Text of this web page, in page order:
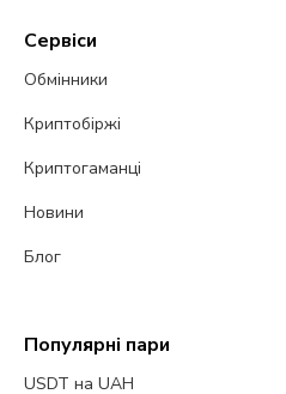
Сервіси
Обмінники
Криптобіржі
Криптогаманці
Новини
Блог
Популярні пари
USDT на UAH